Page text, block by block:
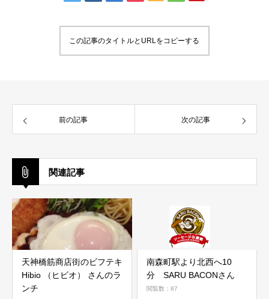
この記事のタイトルとURLをコピーする
前の記事 次の記事
関連記事
天神橋筋商店街のビフテキ
Hibio （ヒビオ） さんのラ
ンチ
南森町駅より北西へ10
分 SARU BACONさん
閲覧数：87